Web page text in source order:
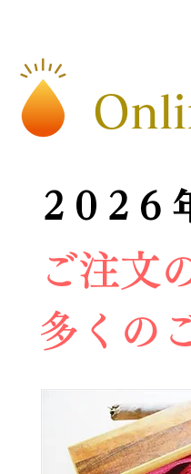
2026
2026
ご注文
多くの